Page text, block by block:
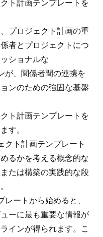
ト計画テンプレートを
プロジェクト計画の重
者とプロジェクトにつ
ショナルな
、関係者間の連携を
ンのための強固な基盤
ト計画テンプレートを
す。
クト計画テンプレート
るかを考える概念的な
たは構築の実践的な段
ートから始めると、
ーに最も重要な情報が
インが得られます。こ